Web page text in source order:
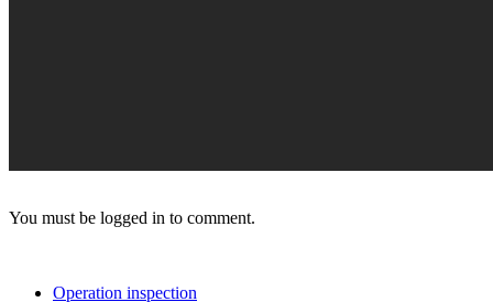
You must be logged in to comment.
Operation inspection